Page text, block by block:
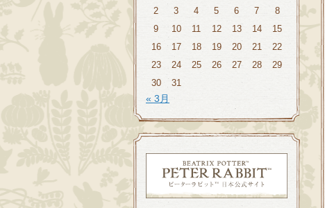
2
3 4 5 6 7
8
9
10 11 12 13 14
15
16
17 18 19 20 21
22
23
24 25 26 27 28
29
30
31
« 3月